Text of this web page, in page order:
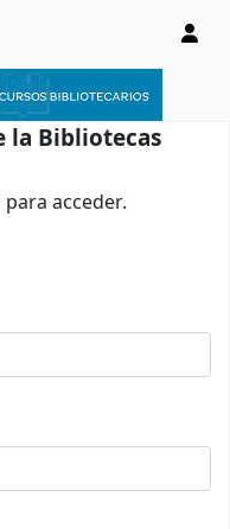
la Bibliotecas
acceder.